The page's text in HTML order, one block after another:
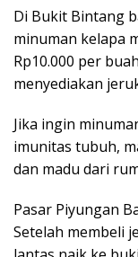
Di Bukit Bintang
minuman kelapa
Rp10.000 per
menyediakan
Jika ingin
imunitas tubuh,
dan madu dari
Pasar Piyungan
Setelah membeli